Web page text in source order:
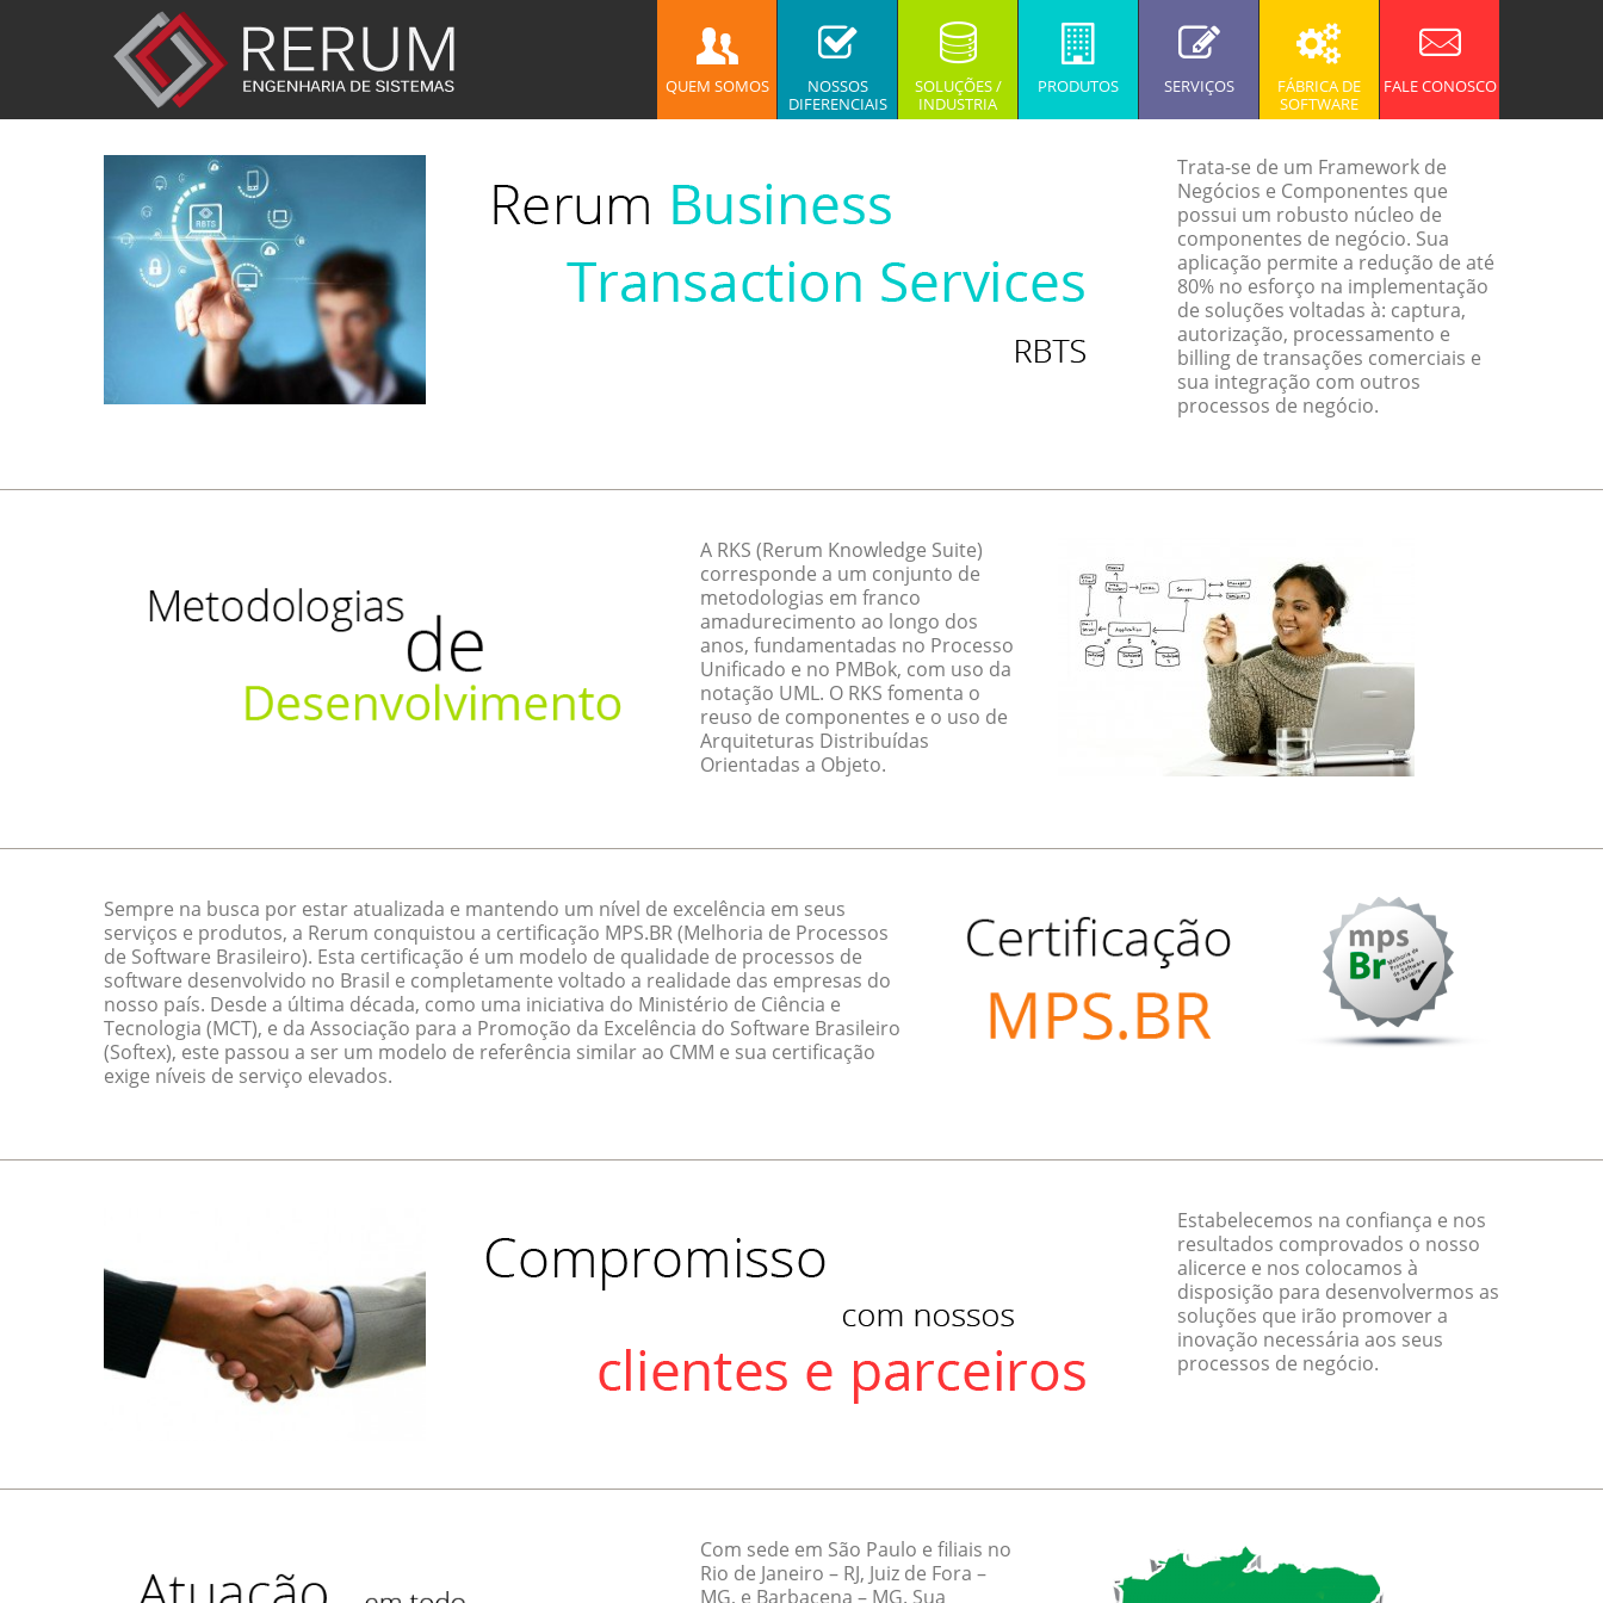
QUEM SOMOS
NOSSOS
DIFERENCIAIS
SOLUÇÕES /
INDUSTRIA
PRODUTOS SERVIÇOS
FÁBRICA DE
SOFTWARE
FALE CONOSCO
Trata-se de um Framework de
Negócios e Componentes que
possui um robusto núcleo de
componentes de negócio. Sua
aplicação permite a redução de até
80% no esforço na implementação
de soluções voltadas à: captura,
autorização, processamento e
billing de transações comerciais e
sua integração com outros
processos de negócio.
A RKS (Rerum Knowledge Suite)
corresponde a um conjunto de
metodologias em franco
amadurecimento ao longo dos
anos, fundamentadas no Processo
Unificado e no PMBok, com uso da
notação UML. O RKS fomenta o
reuso de componentes e o uso de
Arquiteturas Distribuídas
Orientadas a Objeto.
Sempre na busca por estar atualizada e mantendo um nível de excelência em seus
serviços e produtos, a Rerum conquistou a certificação MPS.BR (Melhoria de Processos
de Software Brasileiro). Esta certificação é um modelo de qualidade de processos de
software desenvolvido no Brasil e completamente voltado a realidade das empresas do
nosso país. Desde a última década, como uma iniciativa do Ministério de Ciência e
Tecnologia (MCT), e da Associação para a Promoção da Excelência do Software Brasileiro
(Softex), este passou a ser um modelo de referência similar ao CMM e sua certificação
exige níveis de serviço elevados.
Estabelecemos na confiança e nos
resultados comprovados o nosso
alicerce e nos colocamos à
disposição para desenvolvermos as
soluções que irão promover a
inovação necessária aos seus
processos de negócio.
Com sede em São Paulo e filiais no
Rio de Janeiro – RJ, Juiz de Fora –
MG, e Barbacena – MG. Sua